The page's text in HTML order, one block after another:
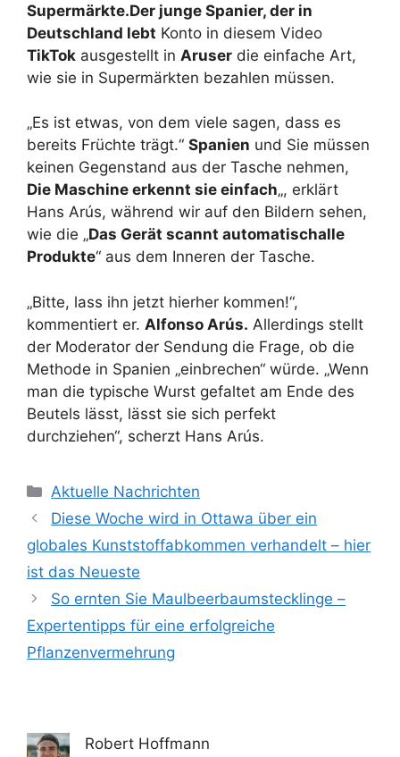
Supermärkte.Der junge Spanier, der in
Deutschland lebt Konto in diesem Video
TikTok ausgestellt in Aruser die einfache Art,
wie sie in Supermärkten bezahlen müssen.
„Es ist etwas, von dem viele sagen, dass es
bereits Früchte trägt.“ Spanien und Sie müssen
keinen Gegenstand aus der Tasche nehmen,
Die Maschine erkennt sie einfach„, erklärt
Hans Arús, während wir auf den Bildern sehen,
wie die „Das Gerät scannt automatischalle
Produkte“ aus dem Inneren der Tasche.
„Bitte, lass ihn jetzt hierher kommen!“,
kommentiert er. Alfonso Arús. Allerdings stellt
der Moderator der Sendung die Frage, ob die
Methode in Spanien „einbrechen“ würde. „Wenn
man die typische Wurst gefaltet am Ende des
Beutels lässt, lässt sie sich perfekt
durchziehen“, scherzt Hans Arús.
Kategorien
Aktuelle Nachrichten
Diese Woche wird in Ottawa über ein
globales Kunststoffabkommen verhandelt – hier
ist das Neueste
So ernten Sie Maulbeerbaumstecklinge –
Expertentipps für eine erfolgreiche
Pflanzenvermehrung
Robert Hoffmann